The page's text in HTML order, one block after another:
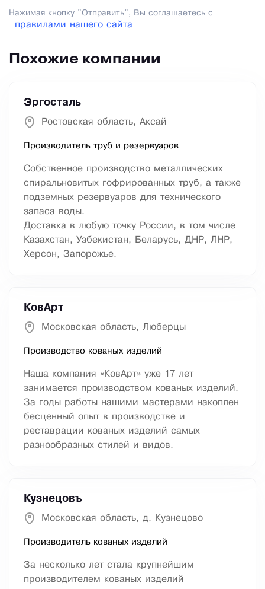
Нажимая кнопку "Отправить", Вы соглашаетесь с
правилами нашего сайта
Похожие компании
Эргосталь
Ростовская область, Аксай
Производитель труб и резервуаров
Собственное производство металлических
спиральновитых гофрированных труб, а также
подземных резервуаров для технического
запаса воды.
Доставка в любую точку России, в том числе
Казахстан, Узбекистан, Беларусь, ДНР, ЛНР,
Херсон, Запорожье.
КовАрт
Московская область, Люберцы
Производство кованых изделий
Наша компания «КовАрт» уже 17 лет
занимается производством кованых изделий.
За годы работы нашими мастерами накоплен
бесценный опыт в производстве и
реставрации кованых изделий самых
разнообразных стилей и видов.
Кузнецовъ
Московская область, д. Кузнецово
Производитель кованых изделий
За несколько лет стала крупнейшим
производителем кованых изделий